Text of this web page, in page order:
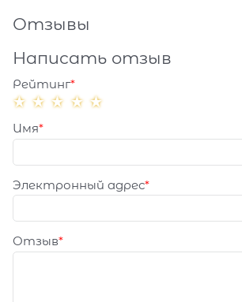
Отзывы
Написать отзыв
Рейтинг
Имя
Электронный адрес
Отзыв